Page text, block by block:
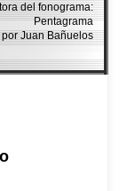
del fonograma:
Pentagrama
por Juan Bañuelos